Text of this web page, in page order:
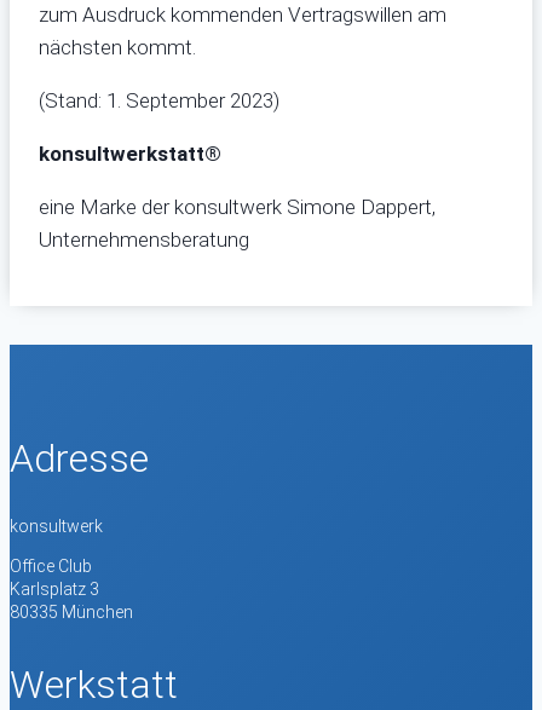
zum Ausdruck kommenden Vertragswillen am
nächsten kommt.
(Stand: 1. September 2023)
konsultwerkstatt®
eine Marke der konsultwerk Simone Dappert,
Unternehmensberatung
Adresse
konsultwerk
Office Club
Karlsplatz 3
80335 München
Werkstatt